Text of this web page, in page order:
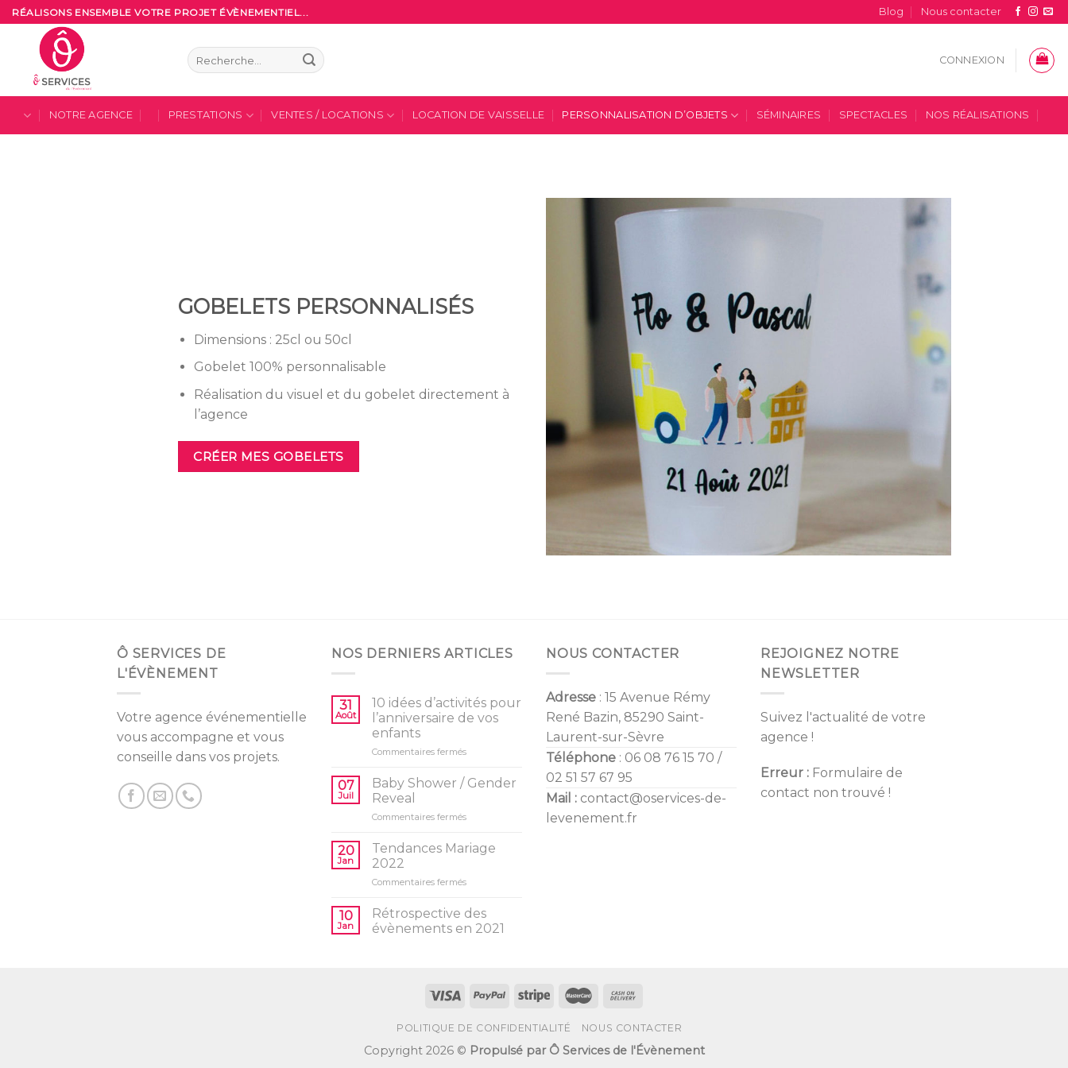
Skip
to
content
RÉALISONS ENSEMBLE VOTRE PROJET ÉVÈNEMENTIEL... Blog Nous contacter
Recherche
pour :
CONNEXION
NOTRE AGENCE PRESTATIONS VENTES / LOCATIONS LOCATION DE VAISSELLE PERSONNALISATION D’OBJETS SÉMINAIRES SPECTACLES NOS RÉALISATIONS
GOBELETS PERSONNALISÉS
Dimensions : 25cl ou 50cl
Gobelet 100% personnalisable
Réalisation du visuel et du gobelet directement à
l’agence
CRÉER MES GOBELETS
Ô SERVICES DE
L'ÉVÈNEMENT
Votre agence événementielle
vous accompagne et vous
conseille dans vos projets.
NOS DERNIERS ARTICLES
31
Août
10 idées d’activités pour
l’anniversaire de vos
enfants
Commentaires ferméssur
idées
d’activités
l’anniversaire
vos
enfants
07
Juil
Baby Shower / Gender
Reveal
Commentaires ferméssur
Shower
/
Reveal
20
Jan
Tendances Mariage
2022
Commentaires ferméssur
Mariage
2022
10
Jan
Rétrospective des
évènements en 2021
NOUS CONTACTER
Adresse : 15 Avenue Rémy
René Bazin, 85290 Saint-
Laurent-sur-Sèvre
Téléphone : 06 08 76 15 70 /
02 51 57 67 95
Mail : contact@oservices-de-
levenement.fr
REJOIGNEZ NOTRE
NEWSLETTER
Suivez l'actualité de votre
agence !
Erreur : Formulaire de
contact non trouvé !
POLITIQUE DE CONFIDENTIALITÉ NOUS CONTACTER
Copyright 2026 © Propulsé par Ô Services de l'Évènement